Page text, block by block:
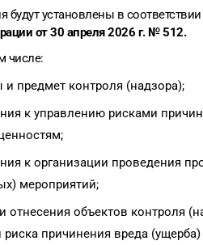
будут установлены в
от 30 апреля 2026 г. № 512.
числе:
и предмет контроля (надзора);
к управлению рисками
к организации проведения
мероприятий;
отнесения объектов контроля
риска причинения вреда